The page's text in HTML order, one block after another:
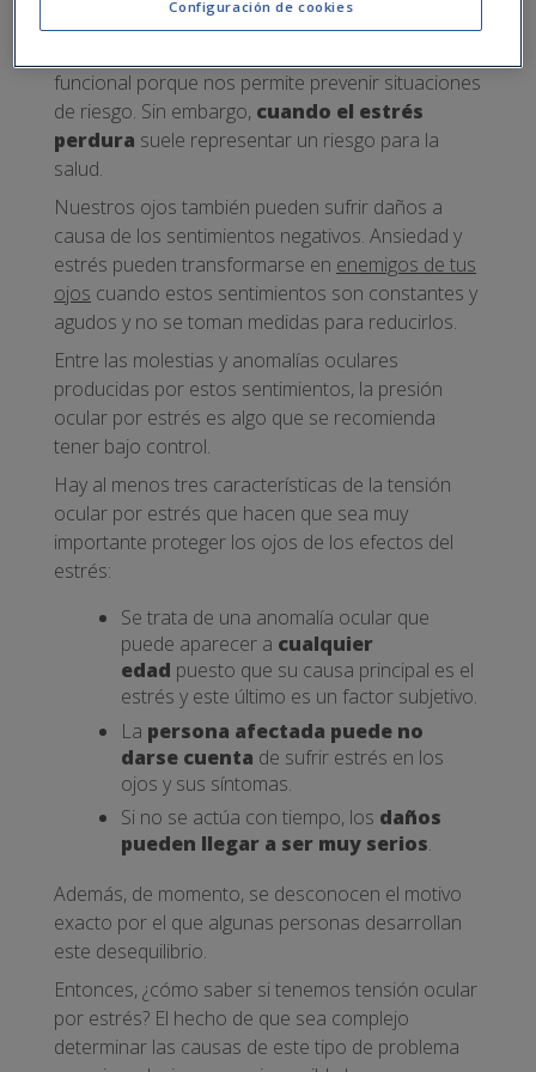
funcional porque nos permite prevenir situaciones
de riesgo. Sin embargo, cuando el estrés
perdura suele representar un riesgo para la
salud.
Nuestros ojos también pueden sufrir daños a
causa de los sentimientos negativos. Ansiedad y
estrés pueden transformarse en enemigos de tus
ojos cuando estos sentimientos son constantes y
agudos y no se toman medidas para reducirlos.
Entre las molestias y anomalías oculares
producidas por estos sentimientos, la presión
ocular por estrés es algo que se recomienda
tener bajo control.
Hay al menos tres características de la tensión
ocular por estrés que hacen que sea muy
importante proteger los ojos de los efectos del
estrés:
Se trata de una anomalía ocular que
puede aparecer a cualquier
edad puesto que su causa principal es el
estrés y este último es un factor subjetivo.
La persona afectada puede no
darse cuenta de sufrir estrés en los
ojos y sus síntomas.
Si no se actúa con tiempo, los daños
pueden llegar a ser muy serios.
Además, de momento, se desconocen el motivo
exacto por el que algunas personas desarrollan
este desequilibrio.
Entonces, ¿cómo saber si tenemos tensión ocular
por estrés? El hecho de que sea complejo
determinar las causas de este tipo de problema
Configuración de cookies